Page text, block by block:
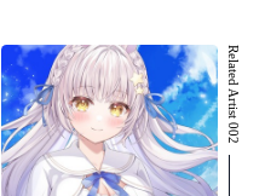
Related Artist 002